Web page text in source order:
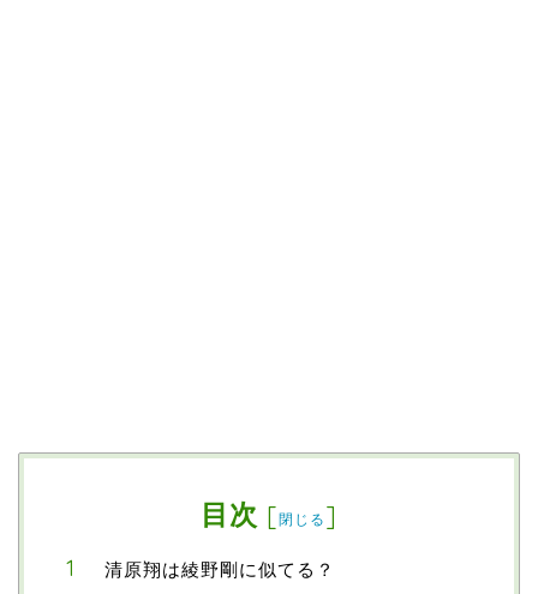
目次 [閉じる ]
清原翔は綾野剛に似てる？